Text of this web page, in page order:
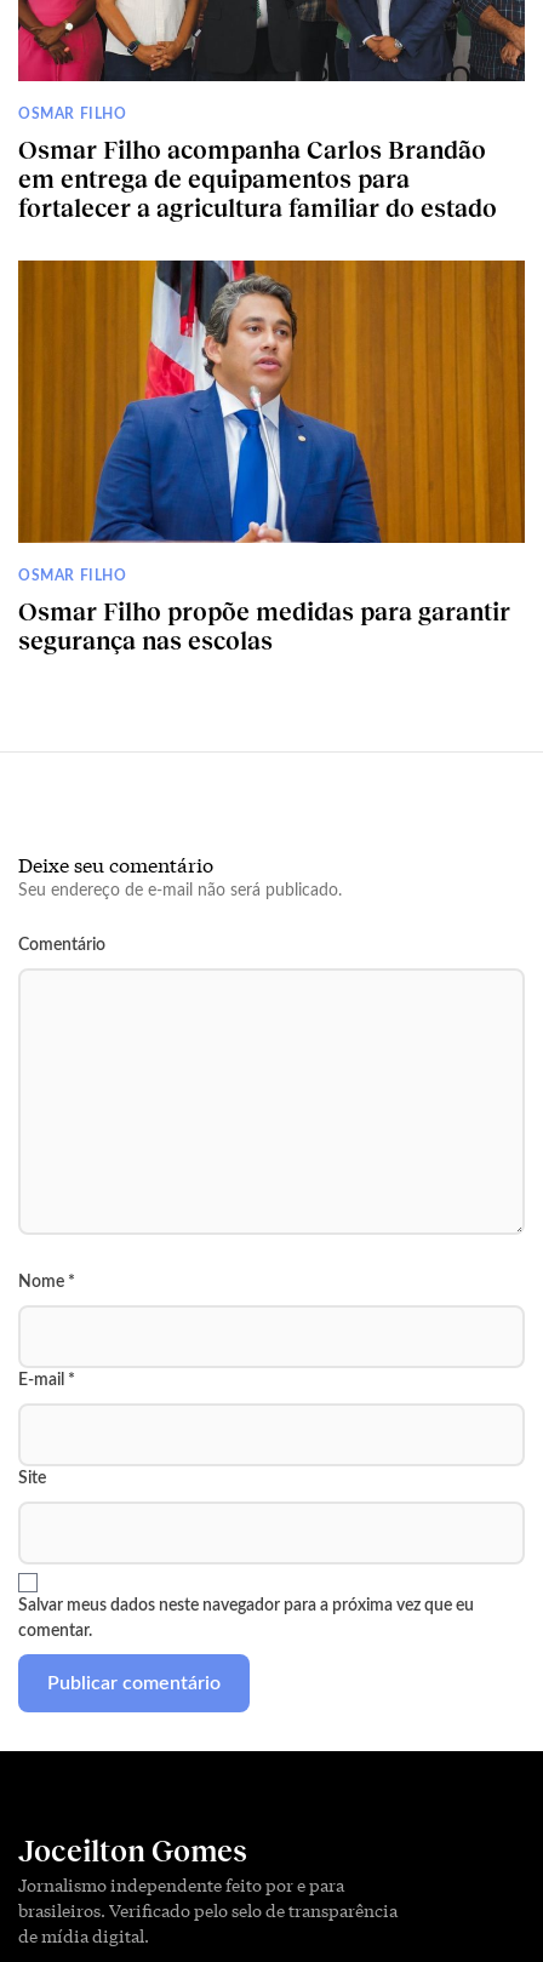
OSMAR FILHO
Osmar Filho acompanha Carlos Brandão
em entrega de equipamentos para
fortalecer a agricultura familiar do estado
OSMAR FILHO
Osmar Filho propõe medidas para garantir
segurança nas escolas
Deixe seu comentário
Seu endereço de e-mail não será publicado.
Comentário
Nome *
E-mail *
Site
Salvar meus dados neste navegador para a próxima vez que eu
comentar.
Joceilton Gomes
Jornalismo independente feito por e para
brasileiros. Verificado pelo selo de transparência
de mídia digital.